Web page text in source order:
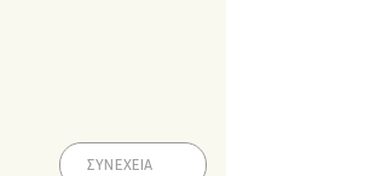
ΣΥΝΕΧΕΙΑ